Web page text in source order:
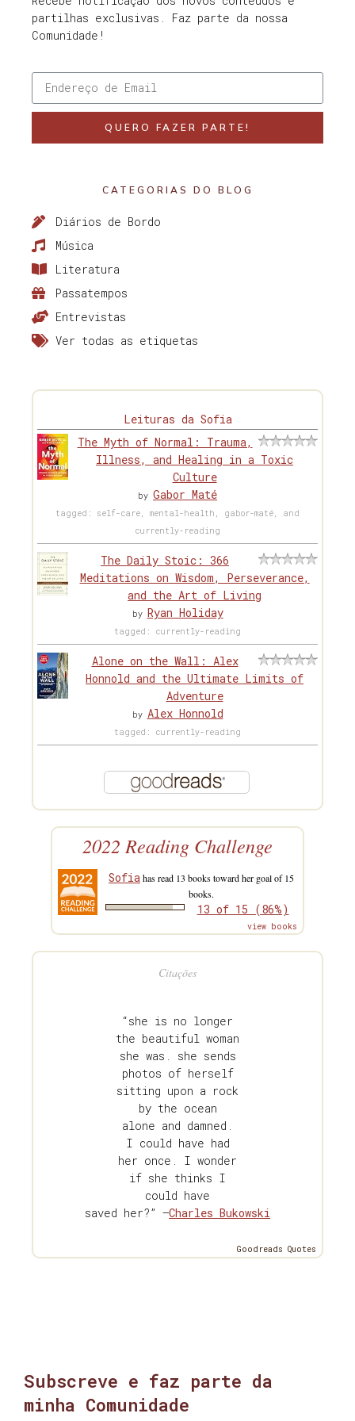
partilhas exclusivas. Faz parte da nossa
Comunidade!
QUERO FAZER PARTE!
CATEGORIAS DO BLOG
Diários de Bordo
Música
Literatura
Passatempos
Entrevistas
Ver todas as etiquetas
Leituras da Sofia
The Myth of Normal: Trauma,
Illness, and Healing in a Toxic
Culture
by Gabor Maté
tagged: self-care, mental-health, gabor-maté, and
currently-reading
The Daily Stoic: 366
Meditations on Wisdom, Perseverance,
and the Art of Living
by Ryan Holiday
tagged: currently-reading
Alone on the Wall: Alex
Honnold and the Ultimate Limits of
Adventure
by Alex Honnold
tagged: currently-reading
2022 Reading Challenge
Sofia has read 13 books toward her goal of 15
books.
13 of 15 (86%)
view books
Citações
“she is no longer
the beautiful woman
she was. she sends
photos of herself
sitting upon a rock
by the ocean
alone and damned.
I could have had
her once. I wonder
if she thinks I
could have
saved her?” —Charles Bukowski
Goodreads Quotes
Subscreve e faz parte da
minha Comunidade